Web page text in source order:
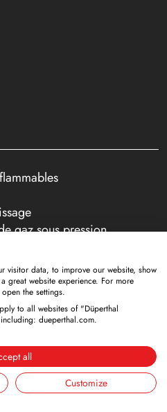
gaz sous pression
intégrée
blanches
inflammables
visitor data, to improve our website, show
great website experience. For more
the settings.
to all websites of "Düperthal
dueperthal.com.
all
Customize